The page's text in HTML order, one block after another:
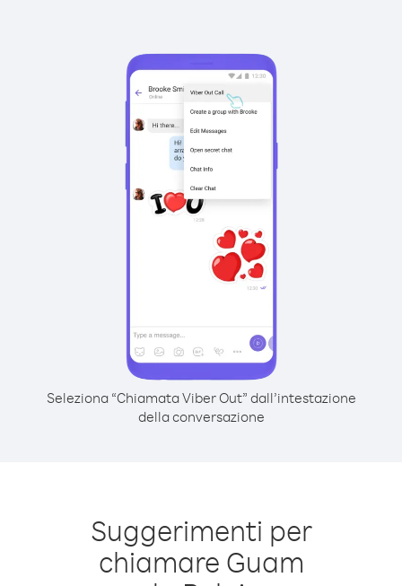
Seleziona “Chiamata Viber Out” dall’intestazione
della conversazione
Suggerimenti per
chiamare Guam